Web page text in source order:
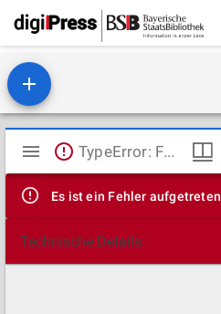
Mirador
Viewer
TypeError: Failed to fetch
Es ist ein Fehler aufgetreten
Technische Details